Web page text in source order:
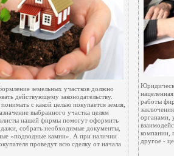
земельных участков должно
действующему законодательству.
с какой целью покупается земля,
выбранного участка целям
нашей фирмы помогут оформить
собрать необходимые документы,
«подводные камни». А при наличии
проведут всю сделку от начала
работы
органами,
компании,
другое -